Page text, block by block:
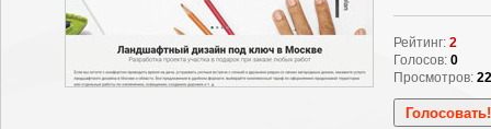
Рейтинг: 2
Голосов: 0
Просмотров: